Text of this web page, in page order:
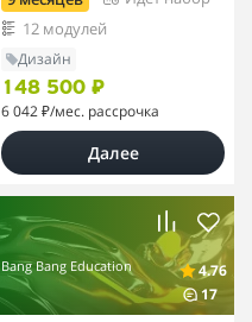
12 модулей
Дизайн
148 500 ₽
6 042 ₽/мес. рассрочка
Далее
Bang Bang Education
4.76
17